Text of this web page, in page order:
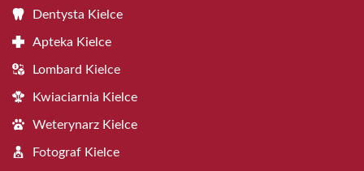
Dentysta Kielce
Apteka Kielce
Lombard Kielce
Kwiaciarnia Kielce
Weterynarz Kielce
Fotograf Kielce